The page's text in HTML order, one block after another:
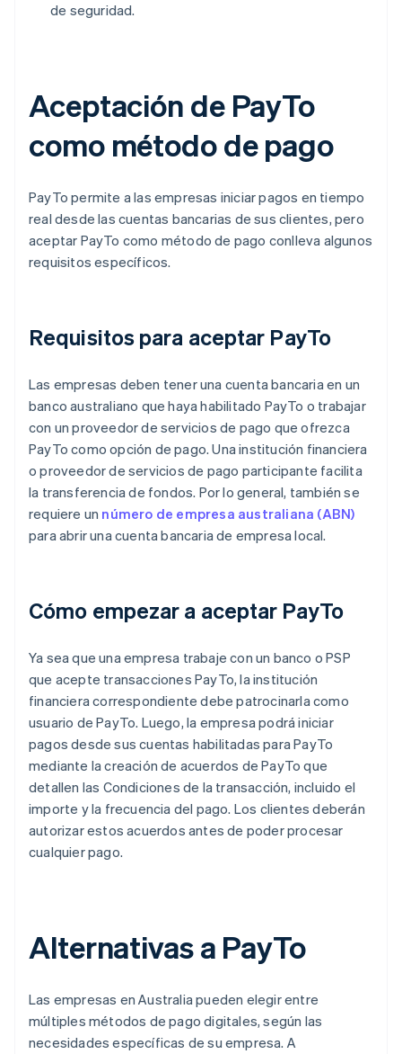
de seguridad.
Aceptación de PayTo
como método de pago
PayTo permite a las empresas iniciar pagos en tiempo
real desde las cuentas bancarias de sus clientes, pero
aceptar PayTo como método de pago conlleva algunos
requisitos específicos.
Requisitos para aceptar PayTo
Las empresas deben tener una cuenta bancaria en un
banco australiano que haya habilitado PayTo o trabajar
con un proveedor de servicios de pago que ofrezca
PayTo como opción de pago. Una institución financiera
o proveedor de servicios de pago participante facilita
la transferencia de fondos. Por lo general, también se
requiere un número de empresa australiana (ABN)
para abrir una cuenta bancaria de empresa local.
Cómo empezar a aceptar PayTo
Ya sea que una empresa trabaje con un banco o PSP
que acepte transacciones PayTo, la institución
financiera correspondiente debe patrocinarla como
usuario de PayTo. Luego, la empresa podrá iniciar
pagos desde sus cuentas habilitadas para PayTo
mediante la creación de acuerdos de PayTo que
detallen las Condiciones de la transacción, incluido el
importe y la frecuencia del pago. Los clientes deberán
autorizar estos acuerdos antes de poder procesar
cualquier pago.
Alternativas a PayTo
Las empresas en Australia pueden elegir entre
múltiples métodos de pago digitales, según las
necesidades específicas de su empresa. A